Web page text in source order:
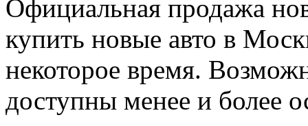
Официальная продажа
купить новые авто в
некоторое время.
доступны менее и более